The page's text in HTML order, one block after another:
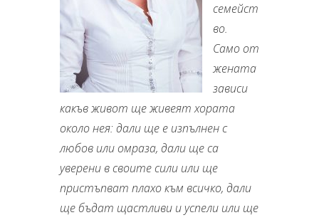
семейст
во.
Само от
жената
зависи
какъв живот ще живеят хората
около нея: дали ще е изпълнен с
любов или омраза, дали ще са
уверени в своите сили или ще
пристъпват плахо към всичко, дали
ще бъдат щастливи и успели или ще